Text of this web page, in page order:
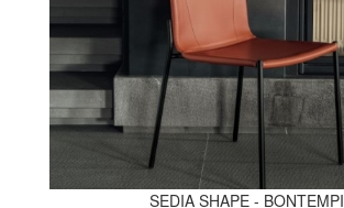
SEDIA SHAPE - BONTEMPI